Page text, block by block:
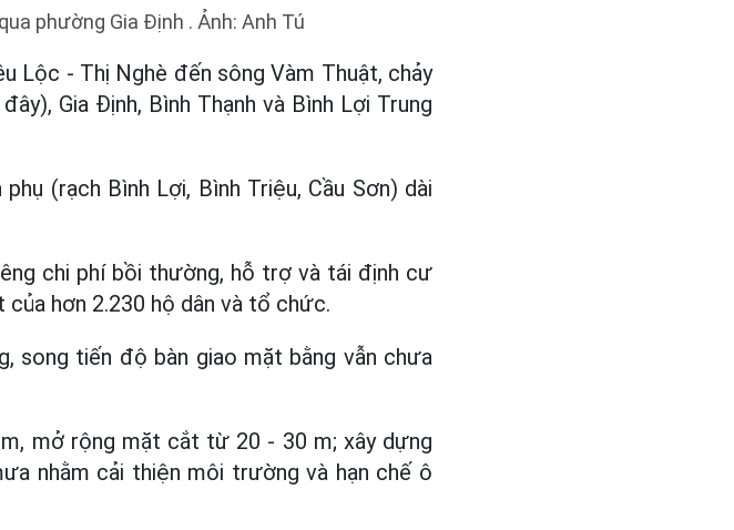
phường Gia Định . Ảnh: Anh Tú
Lộc - Thị Nghè đến sông Vàm Thuật, chảy
Gia Định, Bình Thạnh và Bình Lợi Trung
(rạch Bình Lợi, Bình Triệu, Cầu Sơn) dài
chi phí bồi thường, hỗ trợ và tái định cư
hơn 2.230 hộ dân và tổ chức.
song tiến độ bàn giao mặt bằng vẫn chưa
mở rộng mặt cắt từ 20 - 30 m; xây dựng
nhằm cải thiện môi trường và hạn chế ô